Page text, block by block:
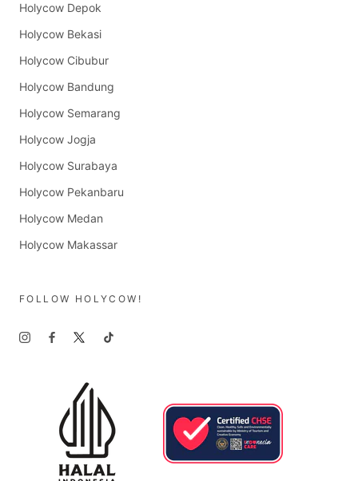
Holycow Depok
Holycow Bekasi
Holycow Cibubur
Holycow Bandung
Holycow Semarang
Holycow Jogja
Holycow Surabaya
Holycow Pekanbaru
Holycow Medan
Holycow Makassar
FOLLOW HOLYCOW!